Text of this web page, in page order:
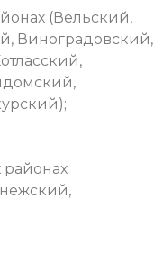
(Вельский,
Виноградовский,
районах